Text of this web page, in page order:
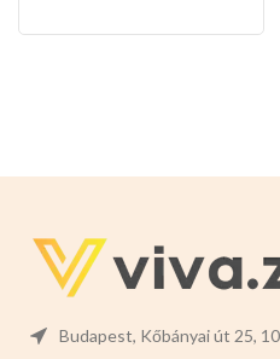
Budapest, Kőbányai út 25,